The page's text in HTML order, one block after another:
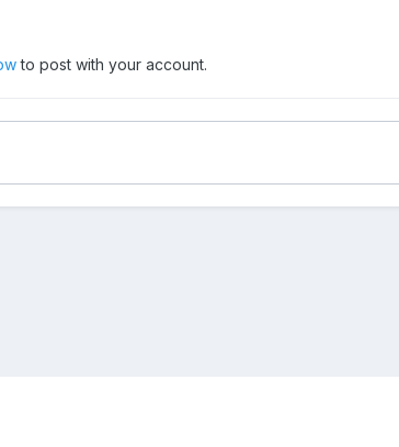
to post with your account.